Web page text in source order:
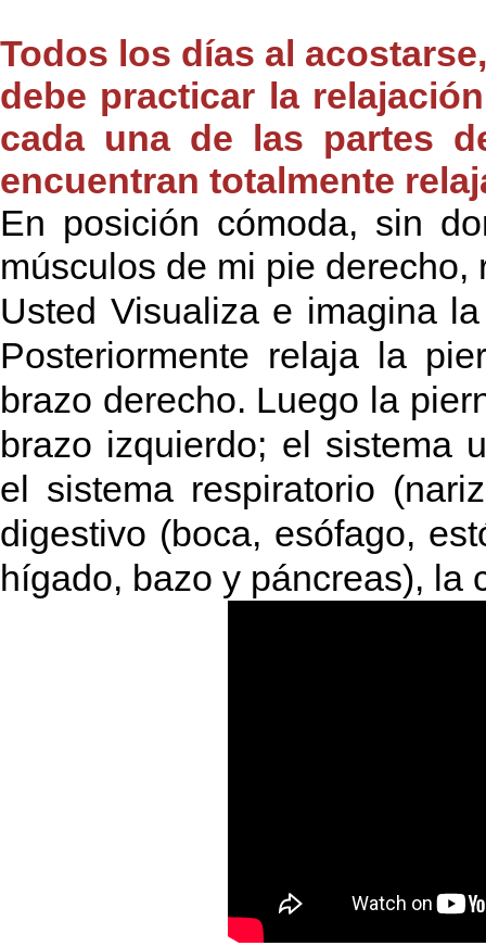
Todos los días al
debe practicar la
cada una de las partes
encuentran totalmente
En posición cómoda, sin
músculos de mi pie
Usted Visualiza e imagina
Posteriormente relaja la
brazo derecho. Luego la
brazo izquierdo; el sistema
el sistema respiratorio
digestivo (boca, esófago,
hígado, bazo y páncreas), la